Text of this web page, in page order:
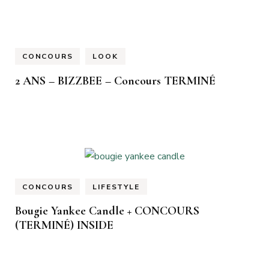
CONCOURS LOOK
2 ANS – BIZZBEE – Concours TERMINÉ
CONCOURS LIFESTYLE
Bougie Yankee Candle + CONCOURS
(TERMINÉ) INSIDE